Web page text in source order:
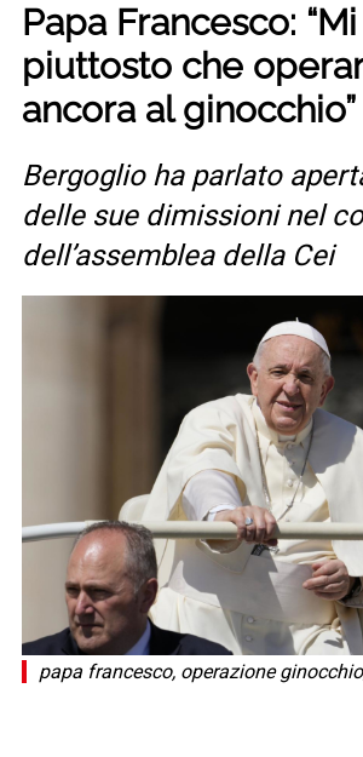
Papa Francesco:
piuttosto che
ancora al ginocchio”
Bergoglio ha parlato
delle sue dimissioni nel
dell’assemblea della Cei
papa francesco, operazione